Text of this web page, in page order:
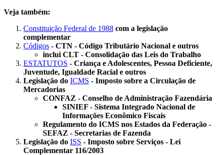
Veja também:
Constituição Federal de 1988 com a legislação
complementar
Códigos - CTN - Código Tributário Nacional e outros
inclui CLT - Consolidação das Leis do Trabalho
ESTATUTOS - Criança e Adolescentes, Pessoa Deficiente,
Juventude, Igualdade Racial e outros
Legislação do ICMS - Imposto sobre a Circulação de
Mercadorias
CONFAZ - Conselho de Administração Fazendária
SINIEF - Sistema Integrado Nacional de
Informações Econômico Fiscais
Regulamento do ICMS nos Estados da Federação -
SEFAZ - Secretarias de Fazenda
Legislação do ISS - Imposto sobre Serviços - Lei
Complementar 116/2003